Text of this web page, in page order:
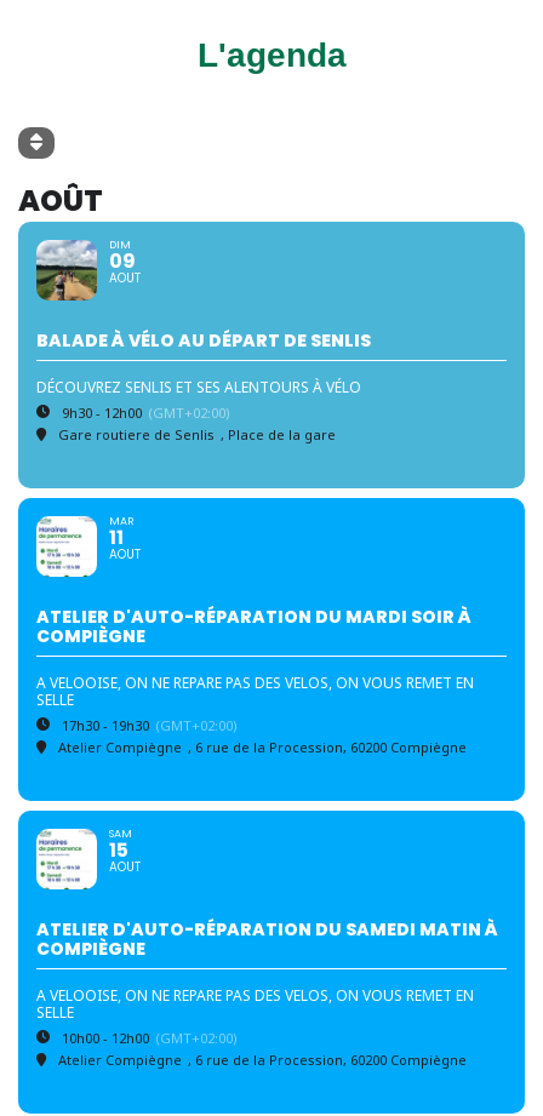
L'agenda
AOÛT
DIM
09
AOUT
BALADE À VÉLO AU DÉPART DE SENLIS
DÉCOUVREZ SENLIS ET SES ALENTOURS À VÉLO
9h30 - 12h00 (GMT+02:00)
Gare routiere de Senlis , Place de la gare
MAR
11
AOUT
ATELIER D'AUTO-RÉPARATION DU MARDI SOIR À
COMPIÈGNE
A VELOOISE, ON NE REPARE PAS DES VELOS, ON VOUS REMET EN
SELLE
17h30 - 19h30 (GMT+02:00)
Atelier Compiègne , 6 rue de la Procession, 60200 Compiègne
SAM
15
AOUT
ATELIER D'AUTO-RÉPARATION DU SAMEDI MATIN À
COMPIÈGNE
A VELOOISE, ON NE REPARE PAS DES VELOS, ON VOUS REMET EN
SELLE
10h00 - 12h00 (GMT+02:00)
Atelier Compiègne , 6 rue de la Procession, 60200 Compiègne